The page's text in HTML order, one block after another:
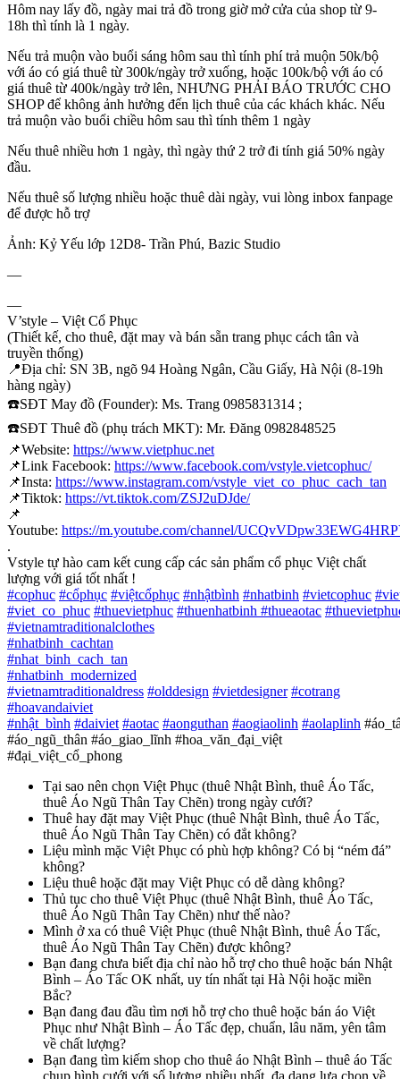
Hôm nay lấy đồ, ngày mai trả đồ trong giờ mở cửa của shop từ 9-
18h thì tính là 1 ngày.
Nếu trả muộn vào buổi sáng hôm sau thì tính phí trả muộn 50k/bộ
với áo có giá thuê từ 300k/ngày trở xuống, hoặc 100k/bộ với áo có
giá thuê từ 400k/ngày trở lên, NHƯNG PHẢI BÁO TRƯỚC CHO
SHOP để không ảnh hưởng đến lịch thuê của các khách khác. Nếu
trả muộn vào buổi chiều hôm sau thì tính thêm 1 ngày
Nếu thuê nhiều hơn 1 ngày, thì ngày thứ 2 trở đi tính giá 50% ngày
đầu.
Nếu thuê số lượng nhiều hoặc thuê dài ngày, vui lòng inbox fanpage
để được hỗ trợ
Ảnh: Kỷ Yếu lớp 12D8- Trần Phú, Bazic Studio
—
—
V’style – Việt Cổ Phục
(Thiết kế, cho thuê, đặt may và bán sẵn trang phục cách tân và
truyền thống)
📍Địa chỉ: SN 3B, ngõ 94 Hoàng Ngân, Cầu Giấy, Hà Nội (8-19h
hàng ngày)
☎️SĐT May đồ (Founder): Ms. Trang 0985831314 ;
☎️SĐT Thuê đồ (phụ trách MKT): Mr. Đăng 0982848525
📌Website: https://www.vietphuc.net
📌Link Facebook: https://www.facebook.com/vstyle.vietcophuc/
📌Insta: https://www.instagram.com/vstyle_viet_co_phuc_cach_tan
📌Tiktok: https://vt.tiktok.com/ZSJ2uDJde/
📌
Youtube: https://m.youtube.com/channel/
.
Vstyle tự hào cam kết cung cấp các sản phẩm cổ phục Việt chất
lượng với giá tốt nhất !
#cophuc #cổphục #việtcổphục #nhậtbình #nhatbinh #vietcophuc #
#viet_co_phuc #thuevietphuc #thuenhatbinh #thueaotac #
#vietnamtraditionalclothes
#nhatbinh_cachtan
#nhat_binh_cach_tan
#nhatbinh_modernized
#vietnamtraditionaldress #olddesign #vietdesigner #cotrang
#hoavandaiviet
#nhật_bình #daiviet #aotac #aonguthan #aogiaolinh #aolaplinh
#áo_ngũ_thân #áo_giao_lĩnh #hoa_văn_đại_việt
#đại_việt_cổ_phong
Tại sao nên chọn Việt Phục (thuê Nhật Bình, thuê Áo Tấc,
thuê Áo Ngũ Thân Tay Chẽn) trong ngày cưới?
Thuê hay đặt may Việt Phục (thuê Nhật Bình, thuê Áo Tấc,
thuê Áo Ngũ Thân Tay Chẽn) có đắt không?
Liệu mình mặc Việt Phục có phù hợp không? Có bị “ném đá”
không?
Liệu thuê hoặc đặt may Việt Phục có dễ dàng không?
Thủ tục cho thuê Việt Phục (thuê Nhật Bình, thuê Áo Tấc,
thuê Áo Ngũ Thân Tay Chẽn) như thế nào?
Mình ở xa có thuê Việt Phục (thuê Nhật Bình, thuê Áo Tấc,
thuê Áo Ngũ Thân Tay Chẽn) được không?
Bạn đang chưa biết địa chỉ nào hỗ trợ cho thuê hoặc bán Nhật
Bình – Áo Tấc OK nhất, uy tín nhất tại Hà Nội hoặc miền
Bắc?
Bạn đang đau đầu tìm nơi hỗ trợ cho thuê hoặc bán áo Việt
Phục như Nhật Bình – Áo Tấc đẹp, chuẩn, lâu năm, yên tâm
về chất lượng?
Bạn đang tìm kiếm shop cho thuê áo Nhật Bình – thuê áo Tấc
chụp hình cưới với số lượng nhiều nhất, đa dạng lựa chọn về